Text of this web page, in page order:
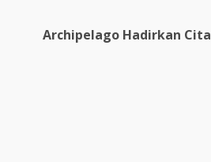
Archipelago Hadirkan